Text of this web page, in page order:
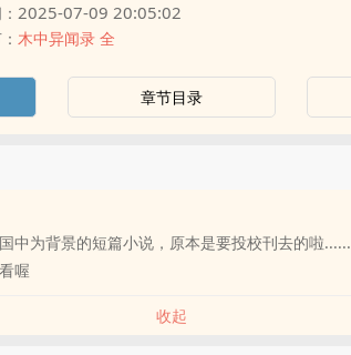
2025-07-09 20:05:02
木中异闻录 全
章节目录
中为背景的短篇小说，原本是要投校刊去的啦......
喔
收起